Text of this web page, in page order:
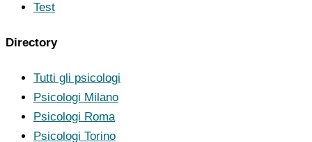
Test
Directory
Tutti gli psicologi
Psicologi Milano
Psicologi Roma
Psicologi Torino